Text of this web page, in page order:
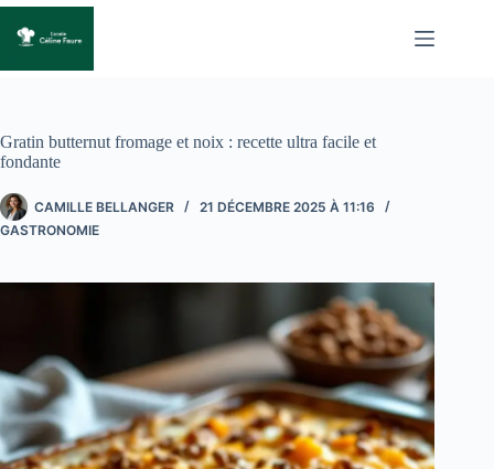
Passer
contenu
Gratin butternut fromage et noix : recette ultra facile et
fondante
CAMILLE BELLANGER
21 DÉCEMBRE 2025 À 11:16
GASTRONOMIE